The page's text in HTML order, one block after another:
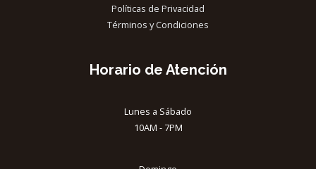
Políticas de Privacidad
Términos y Condiciones
Horario de Atención
Lunes a Sábado
10AM - 7PM